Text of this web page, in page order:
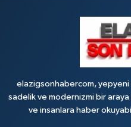
elazigsonhabercom, yepyeni
sadelik ve modernizmi bir araya
ve insanlara haber